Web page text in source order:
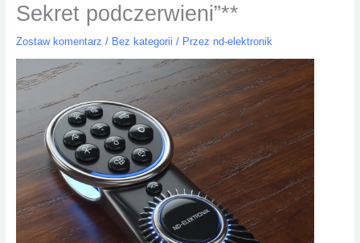
Sekret podczerwieni”**
Zostaw komentarz / Bez kategorii / Przez nd-elektronik